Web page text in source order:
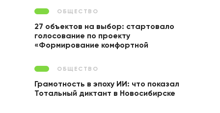
ОБЩЕСТВО
27 объектов на выбор: стартовало
голосование по проекту
«Формирование комфортной
ОБЩЕСТВО
Грамотность в эпоху ИИ: что показал
Тотальный диктант в Новосибирске